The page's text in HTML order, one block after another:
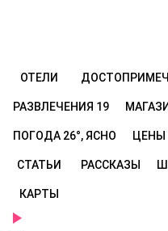
ОТЕЛИ
РАЗВЛЕЧЕНИЯ 19
ПОГОДА 26°, ЯСНО ЦЕНЫ
СТАТЬИ РАССКАЗЫ
КАРТЫ
